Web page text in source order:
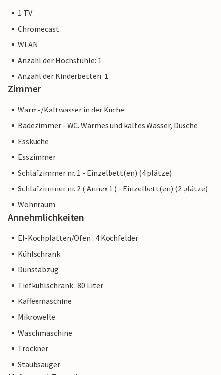
1 TV
Chromecast
WLAN
Anzahl der Hochstühle: 1
Anzahl der Kinderbetten: 1
Zimmer
Warm-/Kaltwasser in der Küche
Badezimmer - WC. Warmes und kaltes Wasser, Dusche
Essküche
Esszimmer
Schlafzimmer nr. 1 - Einzelbett(en) (4 plätze)
Schlafzimmer nr. 2 ( Annex 1 ) - Einzelbett(en) (2 plätze)
Wohnraum
Annehmlichkeiten
El-Kochplatten/Ofen : 4 Kochfelder
Kühlschrank
Dunstabzug
Tiefkühlschrank : 80 Liter
Kaffeemaschine
Mikrowelle
Waschmaschine
Trockner
Staubsauger